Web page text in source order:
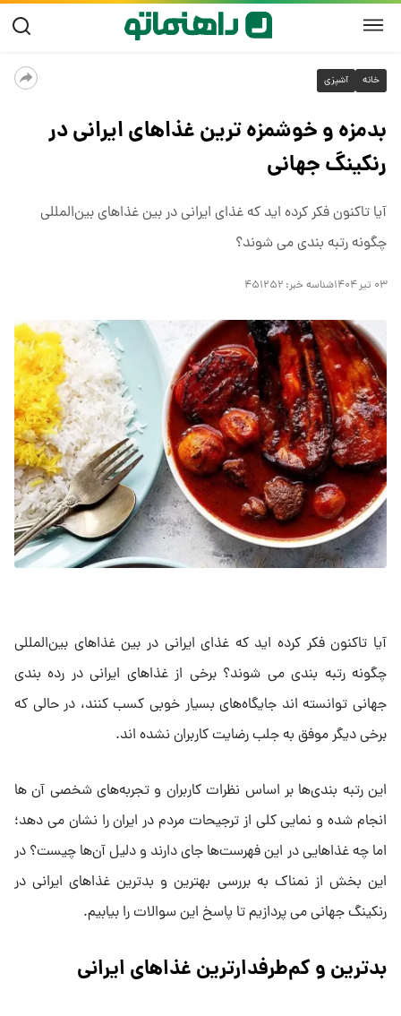
خانه آشپزی
بدمزه و خوشمزه ترین غذاهای ایرانی در
رنکینگ جهانی
آیا تاکنون فکر کرده ‌اید که غذای ایرانی در بین غذاهای بین‌المللی
چگونه رتبه ‌بندی می‌ شوند؟
۰۳ تیر ۱۴۰۴ شناسه خبر: ۴۵۱۲۵۲
آیا تاکنون فکر کرده ‌اید که غذای ایرانی در بین غذاهای بین‌المللی
چگونه رتبه ‌بندی می‌ شوند؟ برخی از غذاهای ایرانی در رده‌ بندی
جهانی توانسته ‌اند جایگاه‌های بسیار خوبی کسب کنند، در حالی که
برخی دیگر موفق به جلب رضایت کاربران نشده ‌اند.
این رتبه ‌بندی‌ها بر اساس نظرات کاربران و تجربه‌های شخصی آن ‌ها
انجام شده و نمایی کلی از ترجیحات مردم در ایران را نشان می ‌دهد؛
اما چه غذاهایی در این فهرست‌ها جای دارند و دلیل آن‌ها چیست؟ در
این بخش از نمناک به بررسی بهترین و بدترین غذاهای ایرانی در
رنکینگ جهانی می ‌پردازیم تا پاسخ این سوالات را بیابیم.
بدترین و کم‌طرفدارترین غذاهای ایرانی